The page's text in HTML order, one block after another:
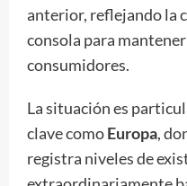
anterior, reflejando la
consola para
consumidores.
La situación es
clave comoEuropa,
registra niveles de